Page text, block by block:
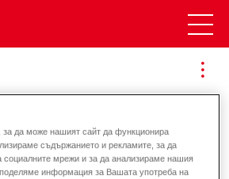
за енергията и
среда
за да може нашият сайт да функционира
съдържанието и рекламите, за да
социалните мрежи и за да анализираме нашия
информация за Вашата употреба на